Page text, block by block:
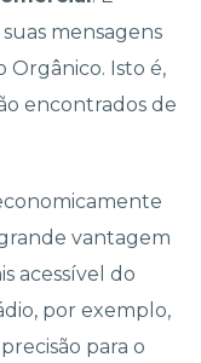
mensagens
Orgânico. Isto é,
encontrados de
vantagem
acessível do
por exemplo,
para o